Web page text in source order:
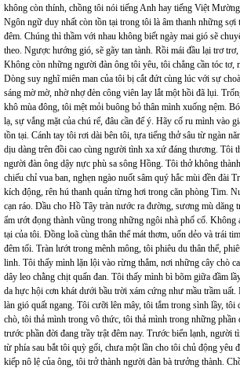
không còn thính, chồng tôi nói tiếng Anh hay tiếng Việt
Ngôn ngữ duy nhất còn tồn tại trong tôi là âm thanh những sợi
đêm. Chúng thì thầm với nhau không biết ngày mai gió sẽ
theo. Ngược hướng gió, sẽ gãy tan tành. Rồi mái đầu lại trơ trơ,
Không còn những người đàn ông tôi yêu, tôi chẳng cần tóc tơ,
Dòng suy nghĩ miên man của tôi bị cắt đứt cùng lúc với sự
sáng mờ mờ, nhờ nhợ đèn công viên lay lắt một hồi đã lụi.
khô mùa đông, tôi mệt mỏi buông bỏ thân mình xuống nệm.
lạ, sự vắng mặt của chú rể, đâu cần để ý. Hãy cố ru mình vào
tồn tại. Cánh tay tôi rơi dài bên tôi, tựa tiếng thở sâu từ ngàn
dịu dàng trên đồi cao cùng người tình xa xứ đáng thương. Tôi
người đàn ông dậy nực phù sa sông Hồng. Tôi thở không
chiếu chỉ vua ban, nghẹn ngào nuốt sâm quý hắc mùi đền đài
kích động, rên hú thanh quản từng hơi trong căn phòng Tim.
cạn ráo. Dầu cho Hồ Tây tràn nước ra đường, sương mù dăng
ẩm ướt đọng thành vũng trong những ngôi nhà phố cổ. Không
tại của tôi. Đồng loã cùng thân thể mát thơm, uốn dẻo và trái
đêm tối. Tràn lướt trong mênh mông, tôi phiêu du thân thể,
linh. Tôi thấy mình lặn lội vào rừng thẳm, nơi những cây chò
dây leo chằng chịt quấn đan. Tôi thấy mình bì bõm giữa đầm
da hực hội cơn khát dưới bầu trời xám cứng như mầu trầm uất.
làn gió quất ngang. Tôi cưỡi lên mây, tôi tắm trong sình lầy, tôi
chò, tôi thả mình trong vô thức, tôi thả mình trong những phần
trước phần đời đang trầy trật đêm nay. Trước biển lạnh, người
từ phía sau bắt tôi quỳ gối, chưa một lần cho tôi chủ động yêu
kiếp nô lệ của ông, tôi trở thành người đàn bà trưởng thành.